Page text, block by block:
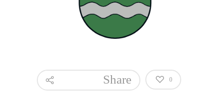
Share 0